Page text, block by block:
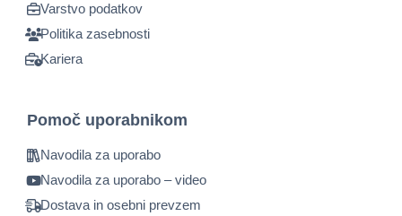
Varstvo podatkov
Politika zasebnosti
Kariera
Pomoč uporabnikom
Navodila za uporabo
Navodila za uporabo – video
Dostava in osebni prevzem